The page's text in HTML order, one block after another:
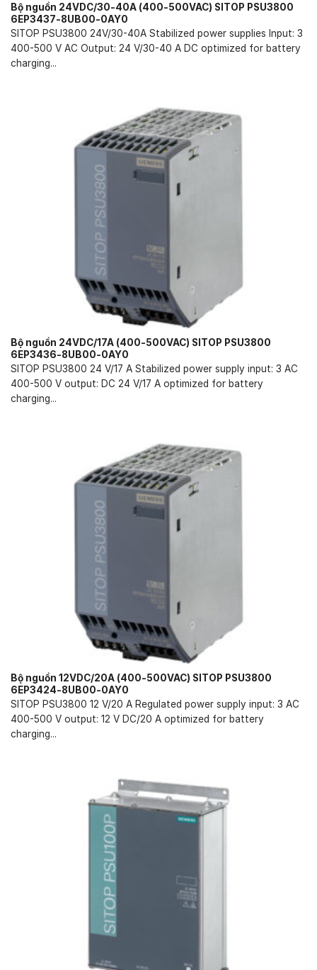
Bộ nguồn 24VDC/30-40A (400-500VAC) SITOP PSU3800
6EP3437-8UB00-0AY0
SITOP PSU3800 24V/30-40A Stabilized power supplies Input: 3
400-500 V AC Output: 24 V/30-40 A DC optimized for battery
charging...
Bộ nguồn 24VDC/17A (400-500VAC) SITOP PSU3800
6EP3436-8UB00-0AY0
SITOP PSU3800 24 V/17 A Stabilized power supply input: 3 AC
400-500 V output: DC 24 V/17 A optimized for battery
charging...
Bộ nguồn 12VDC/20A (400-500VAC) SITOP PSU3800
6EP3424-8UB00-0AY0
SITOP PSU3800 12 V/20 A Regulated power supply input: 3 AC
400-500 V output: 12 V DC/20 A optimized for battery
charging...